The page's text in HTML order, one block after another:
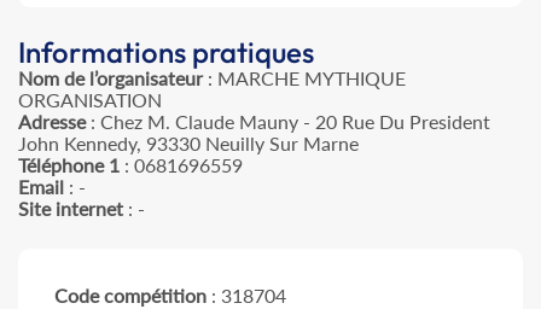
Informations pratiques
Nom de l’organisateur: MARCHE MYTHIQUE
ORGANISATION
Adresse: Chez M. Claude Mauny - 20 Rue Du President
John Kennedy, 93330 Neuilly Sur Marne
Téléphone 1 : 0681696559
Email : -
Site internet : -
Code compétition : 318704